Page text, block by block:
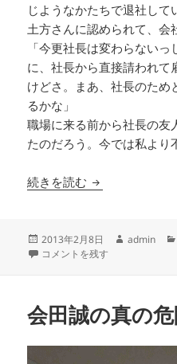
じようなかたちで退社し
土方さんに認められて、会
「今更社長は変わらない
に、社長から直接請われ
けどさ。まあ、社長のため
るかな」
職場に来る前から社長の友
たのだろう。今では私より
続きを読む 社長が夜逃げ
投
稿
2013年2月8日
作
admin
社長が夜逃げ！ あるＩＴ企
コメントを残す
会田誠の真の